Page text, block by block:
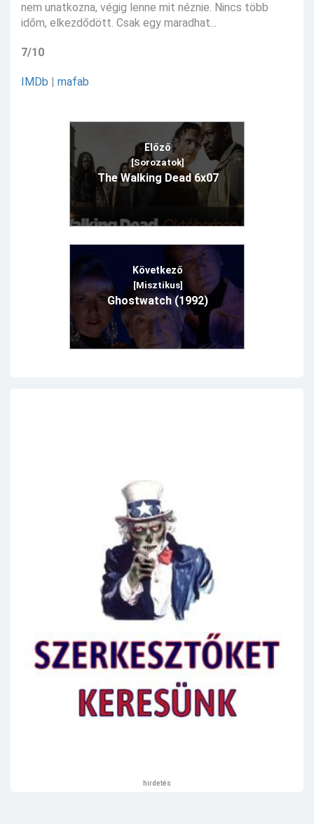
nem unatkozna, végig lenne mit néznie. Nincs több
időm, elkezdődött. Csak egy maradhat...
7/10
IMDb mafab
Előző
[Sorozatok]
The Walking Dead 6x07
Következő
[Misztikus]
Ghostwatch (1992)
hirdetés